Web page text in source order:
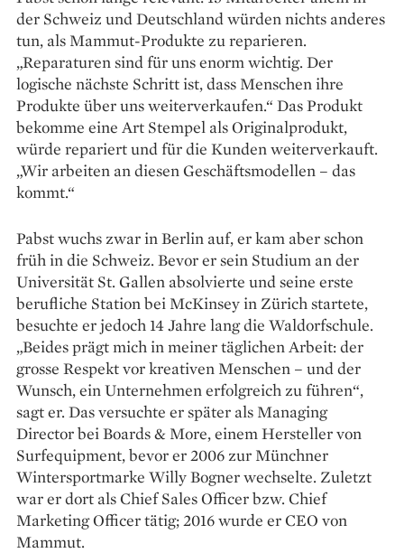
der Schweiz und Deutschland würden nichts anderes
tun, als Mammut-Produkte zu reparieren.
„Reparaturen sind für uns enorm wichtig. Der
logische nächste Schritt ist, dass Menschen ihre
Produkte über uns weiterverkaufen.“ Das Produkt
bekomme eine Art Stempel als Originalprodukt,
würde repariert und für die Kunden weiterverkauft.
„Wir arbeiten an diesen Geschäftsmodellen – das
kommt.“
Pabst wuchs zwar in Berlin auf, er kam aber schon
früh in die Schweiz. Bevor er sein ­Studium an der
Universität St. Gallen absolvierte und seine erste
berufliche Station bei McKinsey in Zürich startete,
besuchte er jedoch 14 Jahre lang die Waldorfschule.
„Beides prägt mich in meiner täglichen Arbeit: der
grosse Respekt vor kreativen Menschen – und der
Wunsch, ein Unternehmen erfolgreich zu führen“,
sagt er. Das versuchte er später als Managing
Director bei Boards & More, einem Hersteller von
Surfequipment, bevor er 2006 zur Münchner
Wintersportmarke Willy Bogner wechselte. Zuletzt
war er dort als Chief Sales Officer bzw. Chief
Marketing Officer tätig; 2016 wurde er CEO von
Mammut.